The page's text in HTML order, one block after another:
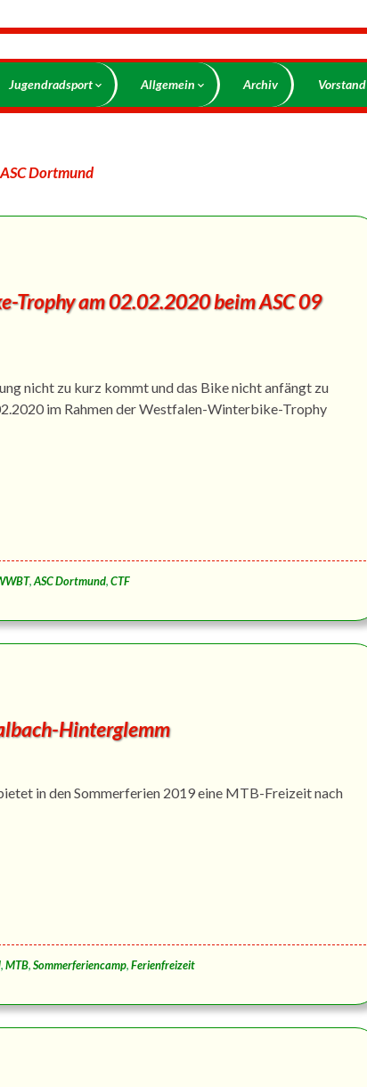
Jugendradsport Allgemein Archiv Vorstand
ASC Dortmund
Trophy am 02.02.2020 beim ASC 09
nicht zu kurz kommt und das Bike nicht anfängt zu
im Rahmen der Westfalen-Winterbike-Trophy
,ASC Dortmund,CTF
Hinterglemm
in den Sommerferien 2019 eine MTB-Freizeit nach
,MTB,Sommerferiencamp,Ferienfreizeit